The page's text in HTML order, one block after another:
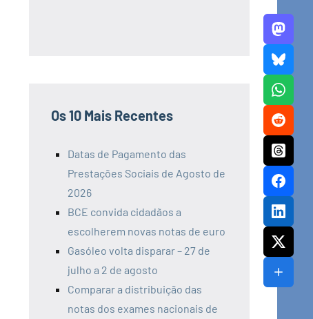
Os 10 Mais Recentes
Datas de Pagamento das
Prestações Sociais de Agosto de
2026
BCE convida cidadãos a
escolherem novas notas de euro
Gasóleo volta disparar – 27 de
julho a 2 de agosto
Comparar a distribuição das
notas dos exames nacionais de